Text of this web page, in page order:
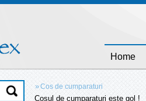
Home
»Cos de cumparaturi
Cosul de cumparaturi este gol !